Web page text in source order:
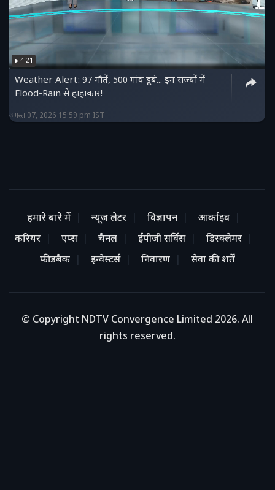
4:21
Weather Alert: 97 मौतें, 500 गांव डूबे... इन राज्यों में
Flood-Rain से हाहाकार!
अगस्त 07, 2026 15:59 pm IST
हमारे बारे में न्यूज लेटर विज्ञापन
आर्काइव
करियर
एप्स चैनल ईपीजी सर्विस
डिस्क्लेमर
फीडबैक
इन्वेस्टर्स निवारण सेवा की शर्तें
© Copyright NDTV Convergence Limited 2026. All
rights reserved.